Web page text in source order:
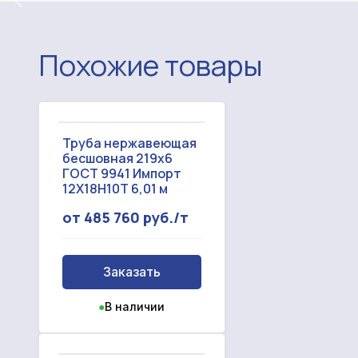
Похожие товары
Труба нержавеющая
бесшовная 219x6
ГОСТ 9941 Импорт
12Х18Н10Т 6,01 м
от 485 760 руб./т
Заказать
●В наличии